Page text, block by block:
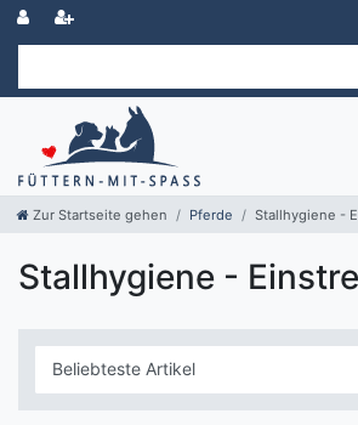
Zur Startseite gehen Pferde Stallhygiene -
Stallhygiene -